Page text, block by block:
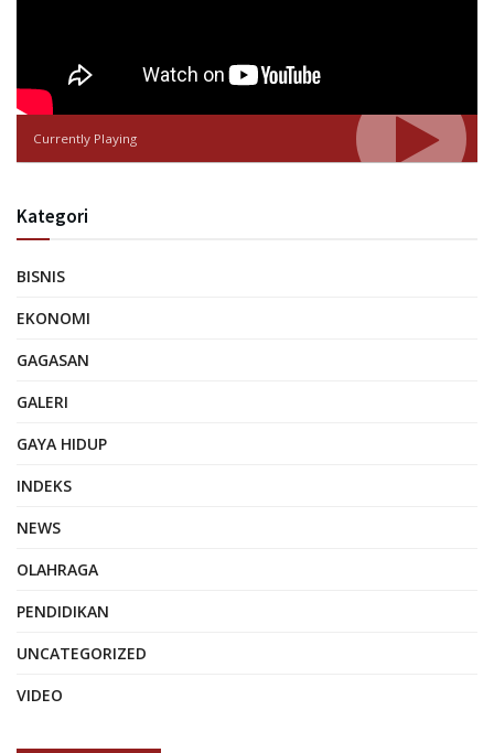
Currently Playing
Kategori
BISNIS
EKONOMI
GAGASAN
GALERI
GAYA HIDUP
INDEKS
NEWS
OLAHRAGA
PENDIDIKAN
UNCATEGORIZED
VIDEO